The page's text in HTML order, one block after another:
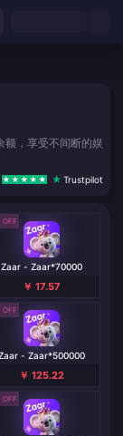
额，享受不间断的娱
Trustpilot
OFF
Zaar - Zaar*70000
￥ 17.57
OFF
- Zaar*500000
￥ 125.22
OFF